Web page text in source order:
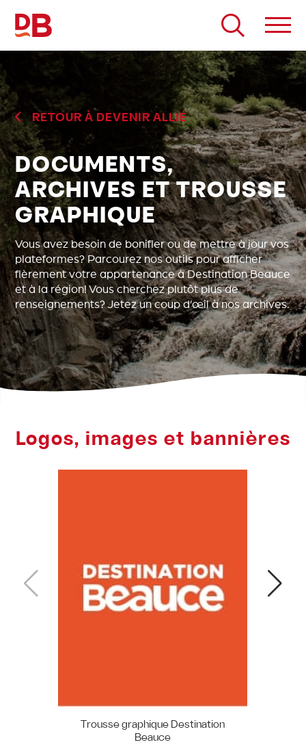
contenu
RETOUR À DEVENIR ALLIÉ
DOCUMENTS,
ARCHIVES ET TROUSSE
GRAPHIQUE
Vous avez besoin de bonifier ou de mettre à jour vos
plateformes? Parcourez nos outils pour afficher
fièrement votre appartenance à Destination Beauce
et à la région! Vous cherchez plutôt plus de
renseignements? Jetez un coup d’œil à nos archives.
Logos, images et bannières
Trousse graphique Destination
Beauce